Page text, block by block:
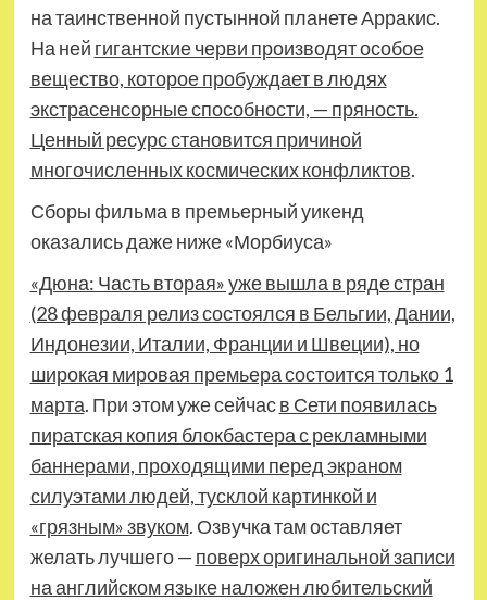
на таинственной пустынной планете Арракис.
На ней гигантские черви производят особое
вещество, которое пробуждает в людях
экстрасенсорные способности, — пряность.
Ценный ресурс становится причиной
многочисленных космических конфликтов.
Сборы фильма в премьерный уикенд
оказались даже ниже «Морбиуса»
«Дюна: Часть вторая» уже вышла в ряде стран
(28 февраля релиз состоялся в Бельгии, Дании,
Индонезии, Италии, Франции и Швеции), но
широкая мировая премьера состоится только 1
марта. При этом уже сейчасв Сети появилась
пиратская копия блокбастера с рекламными
баннерами, проходящими перед экраном
силуэтами людей, тусклой картинкой и
«грязным» звуком. Озвучка там оставляет
желать лучшего — поверх оригинальной записи
на английском языке наложен любительский